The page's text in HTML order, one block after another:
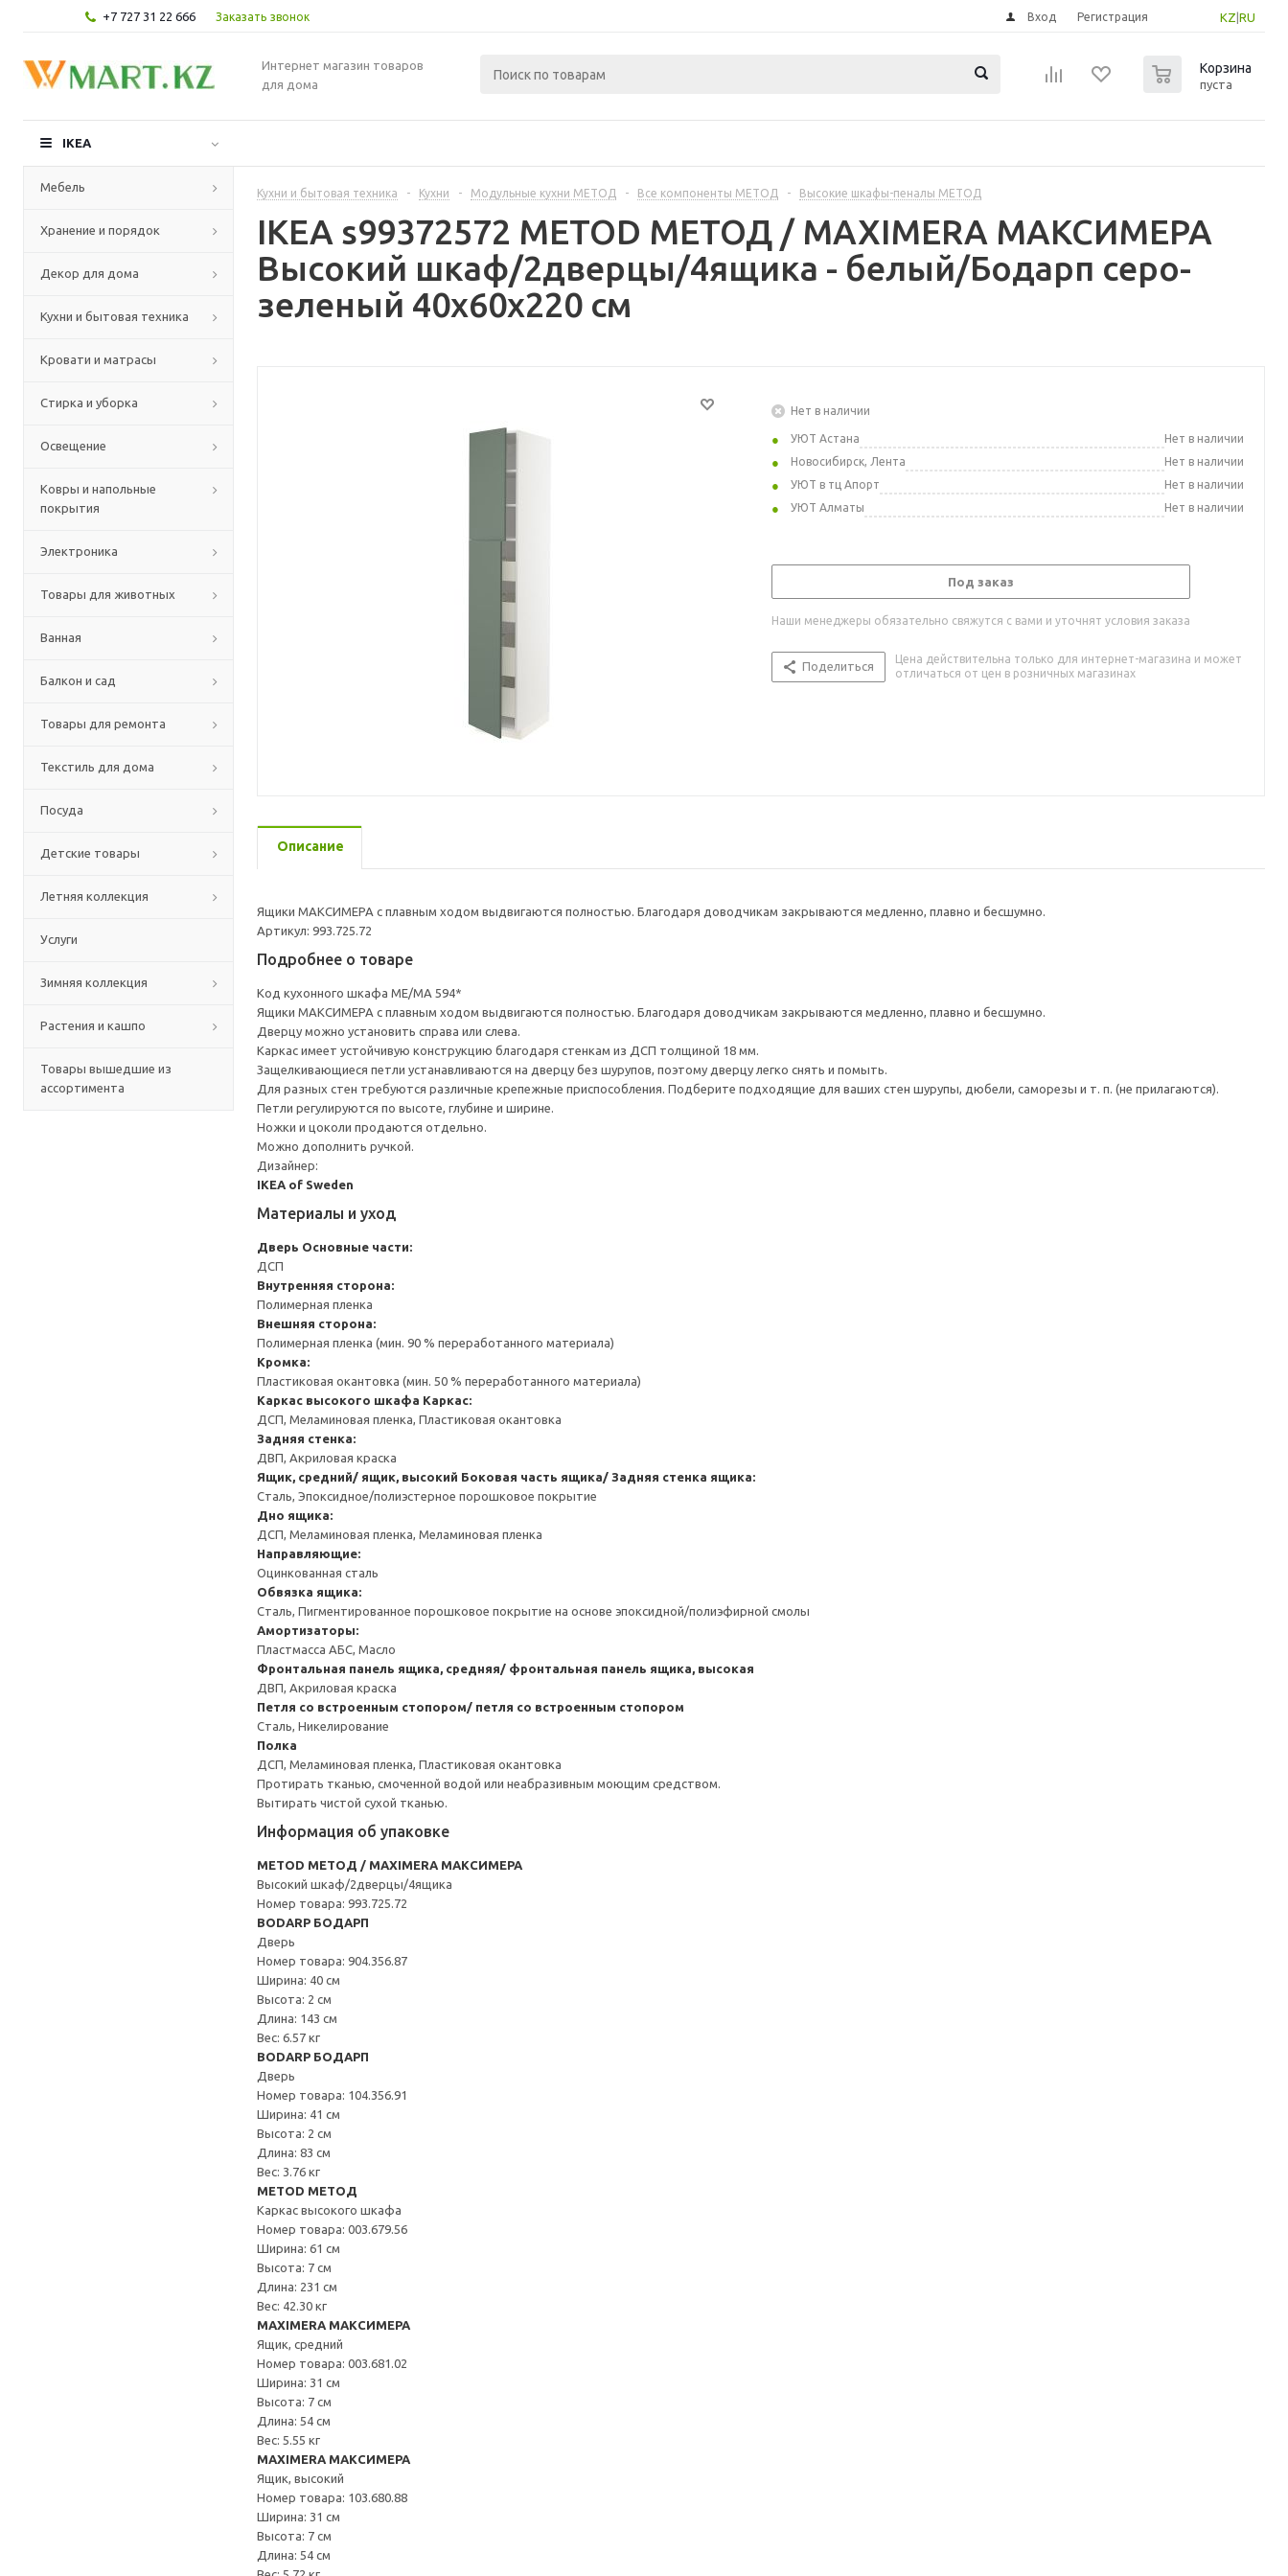
+7 727 31 22 666 Заказать звонок KZ RU
Вход Регистрация
Интернет магазин товаров
для дома
Корзина
пуста
IKEA
Мебель
Хранение и порядок
Декор для дома
Кухни и бытовая техника
Кровати и матрасы
Стирка и уборка
Освещение
Ковры и напольные
покрытия
Электроника
Товары для животных
Ванная
Балкон и сад
Товары для ремонта
Текстиль для дома
Посуда
Детские товары
Летняя коллекция
Услуги
Зимняя коллекция
Растения и кашпо
Товары вышедшие из
ассортимента
Кухни и бытовая техника - Кухни - Модульные кухни МЕТОД - Все компоненты МЕТОД - Высокие шкафы-пеналы МЕТОД
IKEA s99372572 METOD МЕТОД / MAXIMERA МАКСИМЕРА
Высокий шкаф/2дверцы/4ящика - белый/Бодарп серо-
зеленый 40x60x220 см
Нет в наличии
УЮТ Астана
Нет в наличии
Новосибирск, Лента
Нет в наличии
УЮТ в тц Апорт
Нет в наличии
УЮТ Алматы
Нет в наличии
Под заказ
Наши менеджеры обязательно свяжутся с вами и уточнят условия заказа
Поделиться
Цена действительна только для интернет-магазина и может
отличаться от цен в розничных магазинах
Описание
Ящики МАКСИМЕРА с плавным ходом выдвигаются полностью. Благодаря доводчикам закрываются медленно, плавно и бесшумно.
Артикул: 993.725.72
Подробнее о товаре
Код кухонного шкафа ME/MA 594*
Ящики МАКСИМЕРА с плавным ходом выдвигаются полностью. Благодаря доводчикам закрываются медленно, плавно и бесшумно.
Дверцу можно установить справа или слева.
Каркас имеет устойчивую конструкцию благодаря стенкам из ДСП толщиной 18 мм.
Защелкивающиеся петли устанавливаются на дверцу без шурупов, поэтому дверцу легко снять и помыть.
Для разных стен требуются различные крепежные приспособления. Подберите подходящие для ваших стен шурупы, дюбели, саморезы и т. п. (не прилагаются).
Петли регулируются по высоте, глубине и ширине.
Ножки и цоколи продаются отдельно.
Можно дополнить ручкой.
Дизайнер:
IKEA of Sweden
Материалы и уход
Дверь Основные части:
ДСП
Внутренняя сторона:
Полимерная пленка
Внешняя сторона:
Полимерная пленка (мин. 90 % переработанного материала)
Кромка:
Пластиковая окантовка (мин. 50 % переработанного материала)
Каркас высокого шкафа Каркас:
ДСП, Меламиновая пленка, Пластиковая окантовка
Задняя стенка:
ДВП, Акриловая краска
Ящик, средний/ ящик, высокий Боковая часть ящика/ Задняя стенка ящика:
Сталь, Эпоксидное/полиэстерное порошковое покрытие
Дно ящика:
ДСП, Меламиновая пленка, Меламиновая пленка
Направляющие:
Оцинкованная сталь
Обвязка ящика:
Сталь, Пигментированное порошковое покрытие на основе эпоксидной/полиэфирной смолы
Амортизаторы:
Пластмасса АБС, Масло
Фронтальная панель ящика, средняя/ фронтальная панель ящика, высокая
ДВП, Акриловая краска
Петля со встроенным стопором/ петля со встроенным стопором
Сталь, Никелирование
Полка
ДСП, Меламиновая пленка, Пластиковая окантовка
Протирать тканью, смоченной водой или неабразивным моющим средством.
Вытирать чистой сухой тканью.
Информация об упаковке
METOD МЕТОД / MAXIMERA МАКСИМЕРА
Высокий шкаф/2дверцы/4ящика
Номер товара: 993.725.72
BODARP БОДАРП
Дверь
Номер товара: 904.356.87
Ширина: 40 см
Высота: 2 см
Длина: 143 см
Вес: 6.57 кг
BODARP БОДАРП
Дверь
Номер товара: 104.356.91
Ширина: 41 см
Высота: 2 см
Длина: 83 см
Вес: 3.76 кг
METOD МЕТОД
Каркас высокого шкафа
Номер товара: 003.679.56
Ширина: 61 см
Высота: 7 см
Длина: 231 см
Вес: 42.30 кг
MAXIMERA МАКСИМЕРА
Ящик, средний
Номер товара: 003.681.02
Ширина: 31 см
Высота: 7 см
Длина: 54 см
Вес: 5.55 кг
MAXIMERA МАКСИМЕРА
Ящик, высокий
Номер товара: 103.680.88
Ширина: 31 см
Высота: 7 см
Длина: 54 см